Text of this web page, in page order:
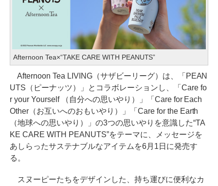
Afternoon Tea×“TAKE CARE WITH PEANUTS”
Afternoon Tea LIVING（サザビーリーグ）は、「PEAN
UTS（ピーナッツ）」とコラボレーションし、「Care fo
r your Yourself （自分への思いやり）」「Care for Each
Other（お互いへのおもいやり）」「Care for the Earth
（地球への思いやり）」の3つの思いやりを意識した“TA
KE CARE WITH PEANUTS”をテーマに、メッセージを
あしらったサステナブルなアイテムを6月1日に発売す
る。
スヌーピーたちをデザインした、持ち運びに便利なカ